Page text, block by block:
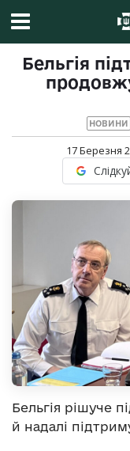
Бельгія
НОВИНИ
17 Березня
Бельгія рішуче
й надалі